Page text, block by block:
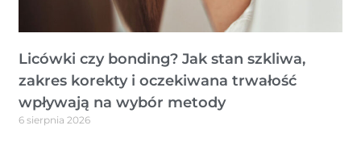
Licówki czy bonding? Jak stan szkliwa,
zakres korekty i oczekiwana trwałość
wpływają na wybór metody
6 sierpnia 2026